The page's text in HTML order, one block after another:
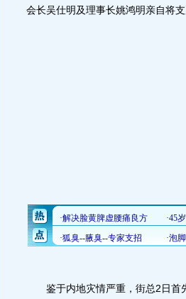
会长吴仕明及理事长姚鸿明亲自将
鉴于内地灾情严重，街总2日首